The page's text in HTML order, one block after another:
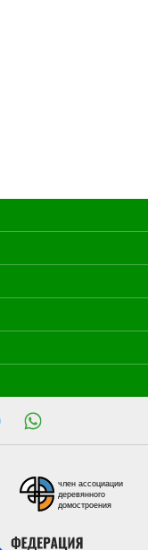
член ассоциации
деревянного
домостроения